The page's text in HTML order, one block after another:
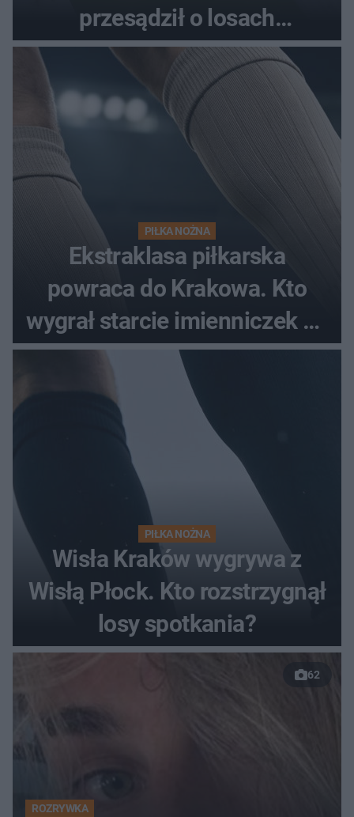
przesądził o losach
spotkania?
PIŁKA NOŻNA
Ekstraklasa piłkarska
powraca do Krakowa. Kto
wygrał starcie imienniczek na
pełnym stadionie
PIŁKA NOŻNA
Wisła Kraków wygrywa z
Wisłą Płock. Kto rozstrzygnął
losy spotkania?
62
ROZRYWKA